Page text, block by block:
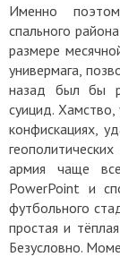
Именно
спального
размере
универмага,
назад был бы
суицид. Хамство,
конфискациях,
армия чаще
PowerPoint и
футбольного
простая и
Безусловно.